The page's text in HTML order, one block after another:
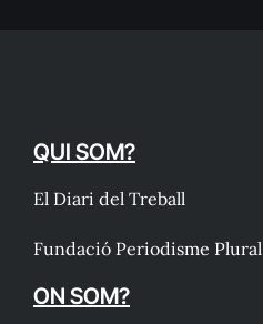
QUI SOM?
El Diari del Treball
Fundació Periodisme Plural
ON SOM?